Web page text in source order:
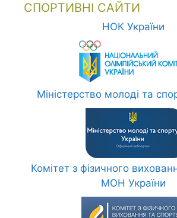
СПОРТИВНІ САЙТИ
НОК України
Міністерство молоді та
Комітет з фізичного
МОН України